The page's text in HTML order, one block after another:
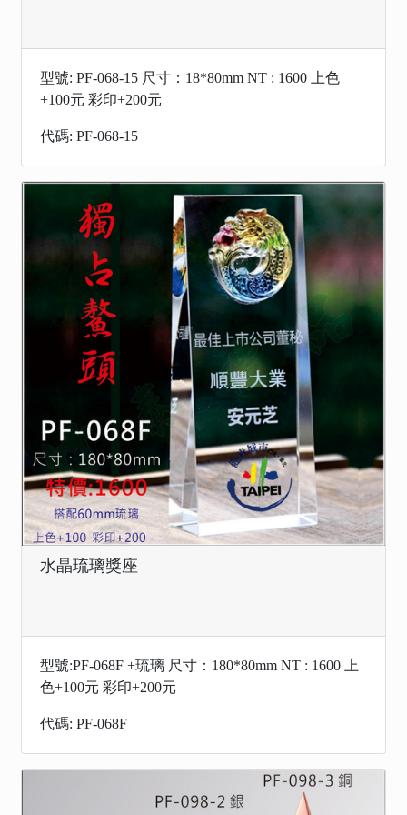
型號: PF-068-15 尺寸：18*80mm NT : 1600 上色
+100元 彩印+200元
代碼: PF-068-15
水晶琉璃獎座
型號:PF-068F +琉璃 尺寸：180*80mm NT : 1600 上
色+100元 彩印+200元
代碼: PF-068F